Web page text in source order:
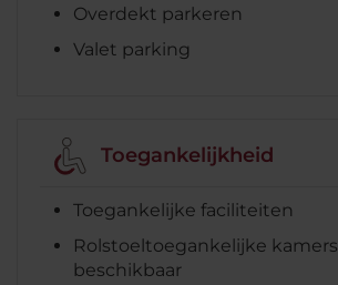
Overdekt parkeren
Valet parking
Toegankelijkheid
Toegankelijke faciliteiten
Rolstoeltoegankelijke kamers
beschikbaar